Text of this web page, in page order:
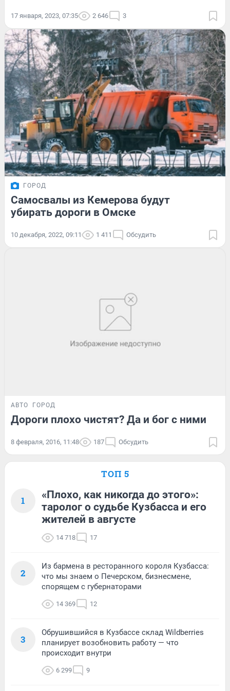
17 января, 2023, 07:35 2 646 3
ГОРОД
Самосвалы из Кемерова будут
убирать дороги в Омске
10 декабря, 2022, 09:11 1 411 Обсудить
АВТО ГОРОД
Дороги плохо чистят? Да и бог с ними
8 февраля, 2016, 11:48 187 Обсудить
ТОП 5
1
«Плохо, как никогда до этого»:
таролог о судьбе Кузбасса и его
жителей в августе
14 718 17
2
Из бармена в ресторанного короля Кузбасса:
что мы знаем о Печерском, бизнесмене,
спорящем с губернаторами
14 369 12
3
Обрушившийся в Кузбассе склад Wildberries
планирует возобновить работу — что
происходит внутри
6 299 9